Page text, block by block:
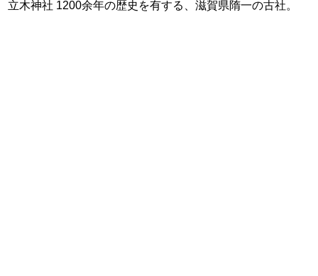
立木神社 1200余年の歴史を有する、滋賀県隋一の古社。